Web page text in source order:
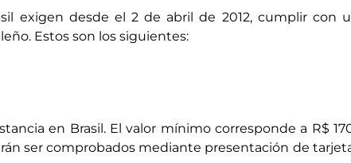
exigen desde el 2 de abril de 2012, cumplir con
Estos son los siguientes:
en Brasil. El valor mínimo corresponde a R$
ser comprobados mediante presentación de